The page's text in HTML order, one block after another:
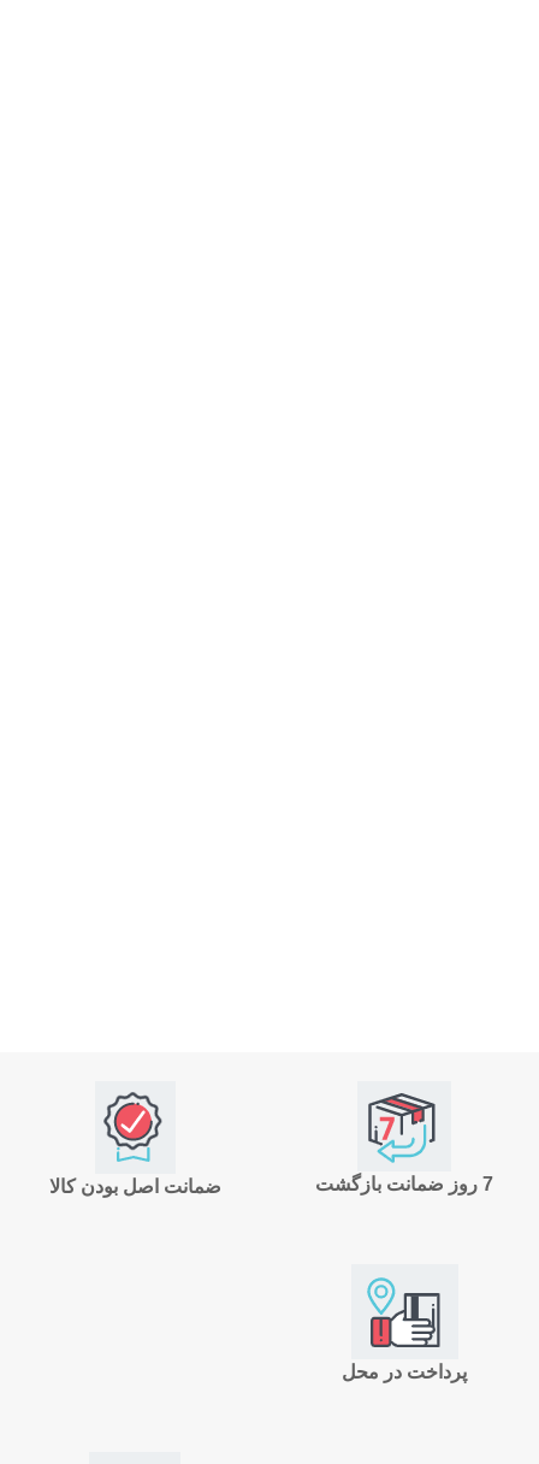
ضمانت اصل بودن کالا 7 روز ضمانت بازگشت
پرداخت در محل